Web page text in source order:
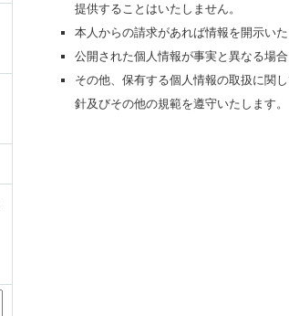
提供することはいたしません。
本人からの請求があれば情報を開示いた
公開された個人情報が事実と異なる場
その他、保有する個人情報の取扱に関
針及びその他の規範を遵守いたします。